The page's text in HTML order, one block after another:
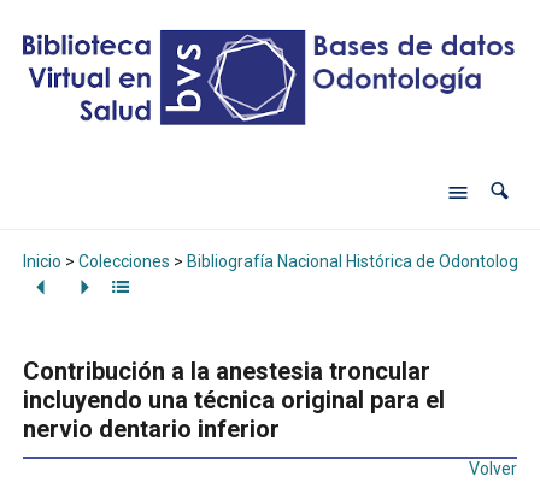
Inicio > Colecciones > Bibliografía Nacional Histórica de Odontología
Contribución a la anestesia troncular
incluyendo una técnica original para el
nervio dentario inferior
Volver